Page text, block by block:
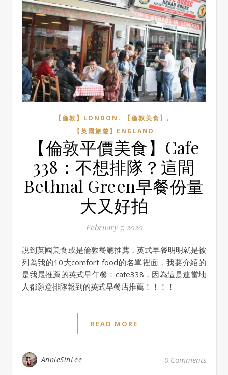
【倫敦】LONDON , 【倫敦美食】 ,
【英國旅遊】ENGLAND
【倫敦平價美食】Cafe
338：不想排隊？這間
Bethnal Green早餐份量
大又好拍
February 7, 2020
說到英國美食或是倫敦餐廳推薦，英式早餐明明就是被
列為我的10大comfort food的名單裡面，我要介紹的
是我最推薦的英式早午餐：cafe338，因為這是連當地
人都願意排隊報到的英式早餐店推薦！！！！
READ MORE
AnnieSinLee 0 Comments